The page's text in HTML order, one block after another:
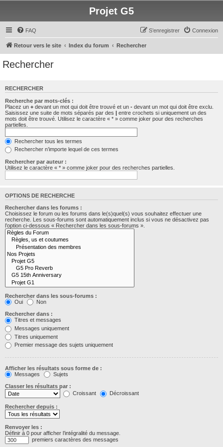
Projet G5
FAQ Connexion
S’enregistrer
Retour vers le site Index du forum Rechercher
Rechercher
RECHERCHER
Recherche par mots-clés :
Placez un + devant un mot qui doit être trouvé et un - devant un mot qui doit être exclu.
Saisissez une suite de mots séparés par des | entre crochets si uniquement un des
mots doit être trouvé. Utilisez le caractère « * » comme joker pour des recherches
partielles.
Rechercher tous les termes
Rechercher n’importe lequel de ces termes
Rechercher par auteur :
Utilisez le caractère « * » comme joker pour des recherches partielles.
OPTIONS DE RECHERCHE
Rechercher dans les forums :
Choisissez le forum ou les forums dans le(s)quel(s) vous souhaitez effectuer une
recherche. Les sous-forums sont automatiquement inclus si vous ne désactivez pas
l’option ci-dessous « Rechercher dans les sous-forums ».
Rechercher dans les sous-forums :
Oui
Non
Rechercher dans :
Titres et messages
Messages uniquement
Titres uniquement
Premier message des sujets uniquement
Afficher les résultats sous forme de :
Messages
Sujets
Classer les résultats par :
Croissant
Décroissant
Rechercher depuis :
Renvoyer les :
Définir à 0 pour afficher l’intégralité du message.
premiers caractères des messages